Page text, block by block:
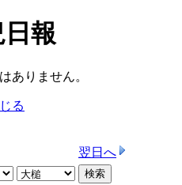
報
ありません。
る
翌日へ
検索